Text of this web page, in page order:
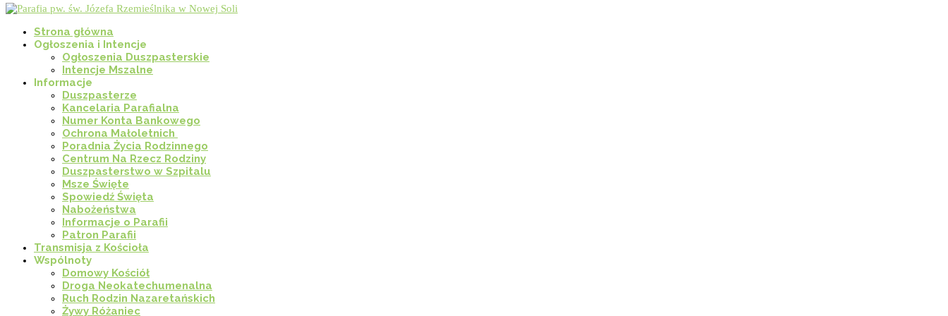
Strona główna
Ogłoszenia i Intencje
Ogłoszenia Duszpasterskie
Intencje Mszalne
Informacje
Duszpasterze
Kancelaria Parafialna
Numer Konta Bankowego
Ochrona Małoletnich
Poradnia Życia Rodzinnego
Centrum Na Rzecz Rodziny
Duszpasterstwo w Szpitalu
Msze Święte
Spowiedź Święta
Nabożeństwa
Informacje o Parafii
Patron Parafii
Transmisja z Kościoła
Wspólnoty
Domowy Kościół
Droga Neokatechumenalna
Ruch Rodzin Nazaretańskich
Żywy Różaniec